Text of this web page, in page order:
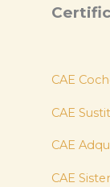
CAE
CAE
CAE
CAE